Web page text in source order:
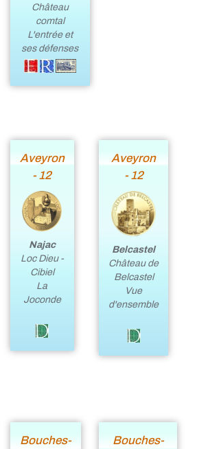
Château
comtal
L'entrée et
ses défenses
Aveyron
- 12
Najac
Loc Dieu -
Cibiel
La
Joconde
Aveyron
- 12
Belcastel
Château de
Belcastel
Vue
d'ensemble
Bouches-
Bouches-